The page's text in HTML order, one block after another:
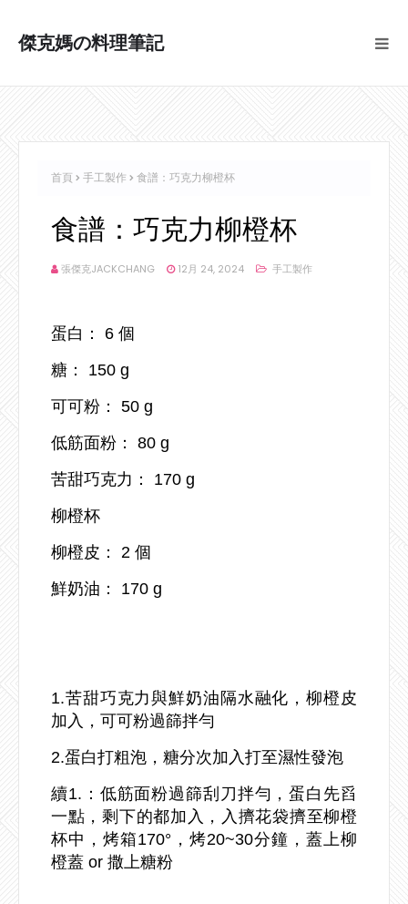
傑克媽の料理筆記
首頁 手工製作 食譜：巧克力柳橙杯
食譜：巧克力柳橙杯
張傑克JACKCHANG 12月 24, 2024 手工製作
蛋白： 6 個
糖： 150 g
可可粉： 50 g
低筋面粉： 80 g
苦甜巧克力： 170 g
柳橙杯
柳橙皮： 2 個
鮮奶油： 170 g
1.苦甜巧克力與鮮奶油隔水融化，柳橙皮
加入，可可粉過篩拌勻
2.蛋白打粗泡，糖分次加入打至濕性發泡
續1.：低筋面粉過篩刮刀拌勻，蛋白先舀
一點，剩下的都加入，入擠花袋擠至柳橙
杯中，烤箱170°，烤20~30分鐘，蓋上柳
橙蓋 or 撒上糖粉